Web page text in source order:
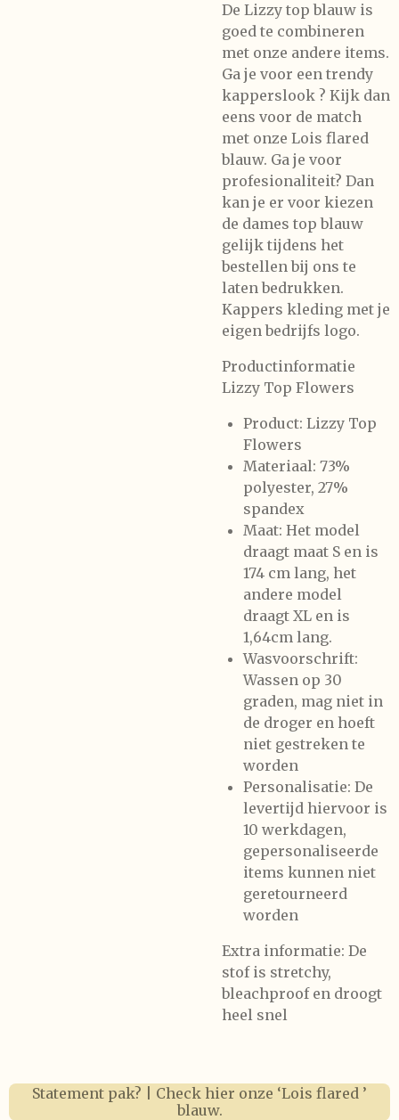
De Lizzy top blauw is
goed te combineren
met onze andere items.
Ga je voor een trendy
kapperslook ? Kijk dan
eens voor de match
met onze Lois flared
blauw. Ga je voor
profesionaliteit? Dan
kan je er voor kiezen
de dames top blauw
gelijk tijdens het
bestellen bij ons te
laten bedrukken.
Kappers kleding met je
eigen bedrijfs logo.
Productinformatie
Lizzy Top Flowers
Product: Lizzy Top
Flowers
Materiaal: 73%
polyester, 27%
spandex
Maat: Het model
draagt maat S en is
174 cm lang, het
andere model
draagt XL en is
1,64cm lang.
Wasvoorschrift:
Wassen op 30
graden, mag niet in
de droger en hoeft
niet gestreken te
worden
Personalisatie: De
levertijd hiervoor is
10 werkdagen,
gepersonaliseerde
items kunnen niet
geretourneerd
worden
Extra informatie: De
stof is stretchy,
bleachproof en droogt
heel snel
Statement pak? | Check hier onze ‘Lois flared ’
blauw.